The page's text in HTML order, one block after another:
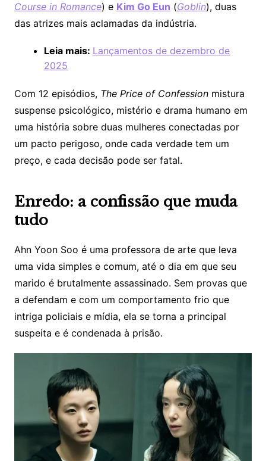
Course in Romance) e Kim Go Eun (Goblin), duas
das atrizes mais aclamadas da indústria.
Leia mais: Lançamentos de dezembro de
2025
Com 12 episódios, The Price of Confession mistura
suspense psicológico, mistério e drama humano em
uma história sobre duas mulheres conectadas por
um pacto perigoso, onde cada verdade tem um
preço, e cada decisão pode ser fatal.
Enredo: a confissão que muda
tudo
Ahn Yoon Soo é uma professora de arte que leva
uma vida simples e comum, até o dia em que seu
marido é brutalmente assassinado. Sem provas que
a defendam e com um comportamento frio que
intriga policiais e mídia, ela se torna a principal
suspeita e é condenada à prisão.